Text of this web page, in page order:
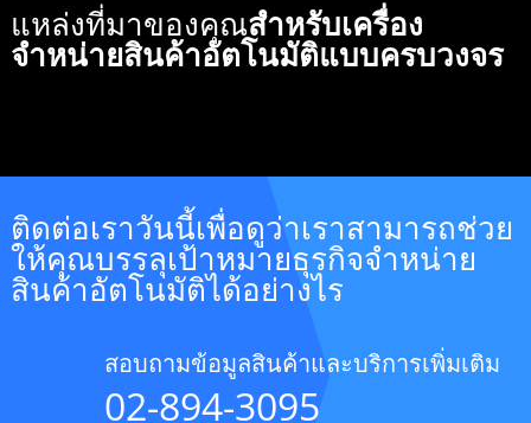
แหล่งที่มาของคุณสำหรับเครื่อง
จำหน่ายสินค้าอัตโนมัติแบบครบวงจร
ติดต่อเราวันนี้เพื่อดูว่าเราสามารถช่วย
ให้คุณบรรลุเป้าหมายธุรกิจจำหน่าย
สินค้าอัตโนมัติได้อย่างไร
สอบถามข้อมูลสินค้าและบริการเพิ่มเติม
02-894-3095